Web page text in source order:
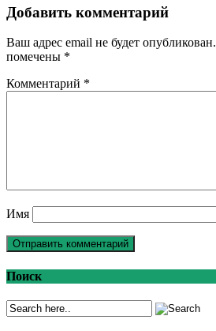
Добавить комментарий
Ваш адрес email не будет опубликован.
помечены *
Комментарий *
Имя
Поиск